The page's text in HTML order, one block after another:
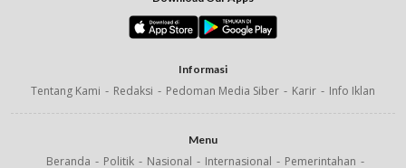
Informasi
Tentang Kami Redaksi Pedoman Media Siber Karir Info Iklan
Menu
Beranda Politik Nasional Internasional Pemerintahan